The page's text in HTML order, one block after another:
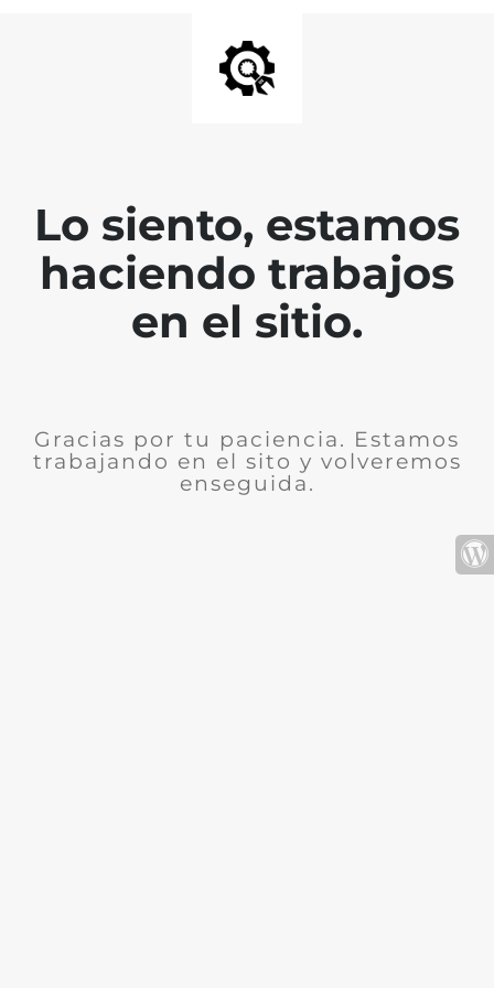
Lo siento, estamos
haciendo trabajos
en el sitio.
Gracias por tu paciencia. Estamos
trabajando en el sito y volveremos
enseguida.